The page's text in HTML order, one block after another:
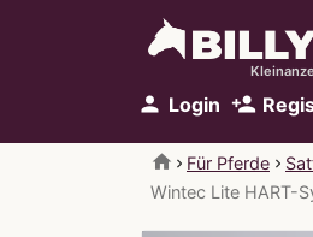
person Login person_add
home Für Pferde
Wintec Lite HART-